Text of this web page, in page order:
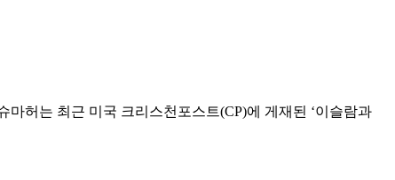
마허는 최근 미국 크리스천포스트(CP)에 게재된 ‘이슬람과